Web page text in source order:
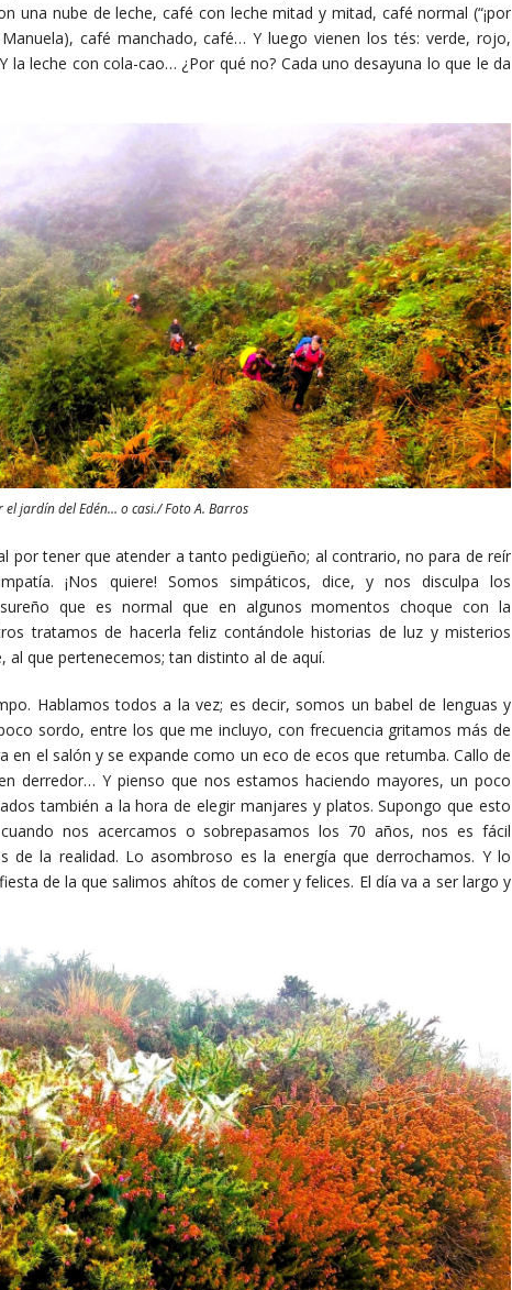
una nube de leche, café con leche mitad y mitad, café normal (“¡por
café manchado, café… Y luego vienen los tés: verde, rojo,
leche con cola-cao… ¿Por qué no? Cada uno desayuna lo que le da
el jardín del Edén… o casi./ Foto A. Barros
que atender a tanto pedigüeño; al contrario, no para de reír
¡Nos quiere! Somos simpáticos, dice, y nos disculpa los
que es normal que en algunos momentos choque con la
tratamos de hacerla feliz contándole historias de luz y misterios
que pertenecemos; tan distinto al de aquí.
todos a la vez; es decir, somos un babel de lenguas y
sordo, entre los que me incluyo, con frecuencia gritamos más de
en el salón y se expande como un eco de ecos que retumba. Callo de
derredor… Y pienso que nos estamos haciendo mayores, un poco
también a la hora de elegir manjares y platos. Supongo que esto
nos acercamos o sobrepasamos los 70 años, nos es fácil
de la realidad. Lo asombroso es la energía que derrochamos. Y lo
de la que salimos ahítos de comer y felices. El día va a ser largo y